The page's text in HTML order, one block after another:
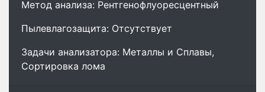
Метод анализа: Рентгенофлуоресцентный
Пылевлагозащита: Отсутствует
Задачи анализатора: Металлы и Сплавы,
Сортировка лома